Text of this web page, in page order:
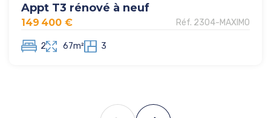
Réf. 2304-MAXIMO
Appt T3 rénové à neuf
2 67m² 3
149 400 €